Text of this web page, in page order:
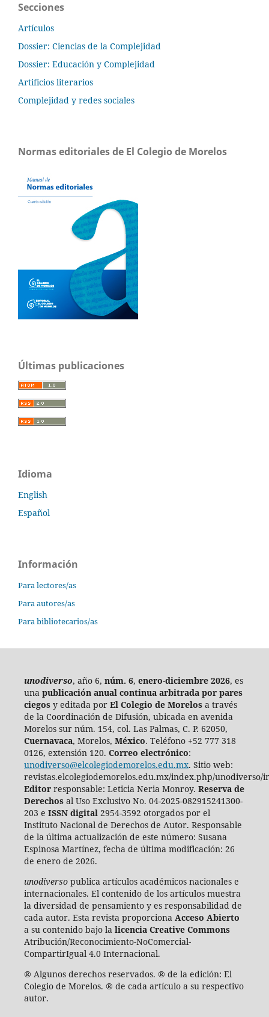
Secciones
Artículos
Dossier: Ciencias de la Complejidad
Dossier: Educación y Complejidad
Artificios literarios
Complejidad y redes sociales
Normas editoriales de El Colegio de Morelos
Últimas publicaciones
Idioma
English
Español
Información
Para lectores/as
Para autores/as
Para bibliotecarios/as
unodiverso, año 6, núm. 6, enero-diciembre 2026, es
una publicación anual continua arbitrada por pares
ciegosy editada por El Colegio de Morelosa través
de la Coordinación de Difusión, ubicada en avenida
Morelos sur núm. 154, col. Las Palmas, C. P. 62050,
Cuernavaca, Morelos, México. Teléfono +52 777 318
0126, extensión 120. Correo electrónico:
unodiverso@elcolegiodemorelos.edu.mx. Sitio web:
revistas.elcolegiodemorelos.edu.mx/index.php/unodiverso/
Editor responsable: Leticia Neria Monroy. Reserva de
Derechosal Uso Exclusivo No. 04-2025-082915241300-
203 e ISSN digital 2954-3592 otorgados por el
Instituto Nacional de Derechos de Autor. Responsable
de la última actualización de este número: Susana
Espinosa Martínez, fecha de última modificación: 26
de enero de 2026.
unodiversopublica artículos académicos nacionales e
internacionales. El contenido de los artículos muestra
la diversidad de pensamiento y es responsabilidad de
cada autor. Esta revista proporciona Acceso Abierto
a su contenido bajo la licencia Creative Commons
Atribución/Reconocimiento-NoComercial-
CompartirIgual 4.0 Internacional.
® Algunos derechos reservados. ® de la edición: El
Colegio de Morelos. ® de cada artículo a su respectivo
autor.